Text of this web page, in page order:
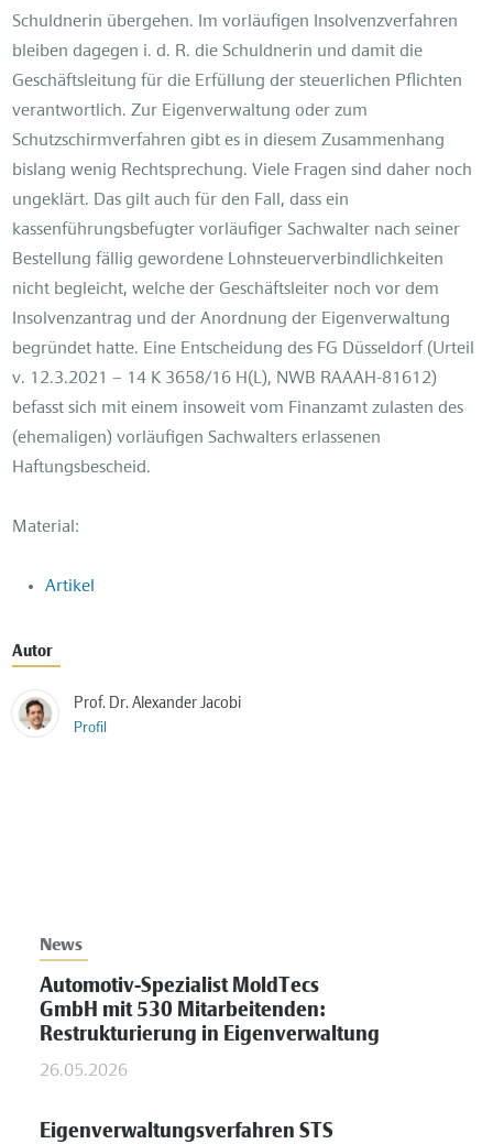
Schuldnerin übergehen. Im vorläuﬁgen Insolvenzverfahren
bleiben dagegen i. d. R. die Schuldnerin und damit die
Geschäftsleitung für die Erfüllung der steuerlichen Pﬂichten
verantwortlich. Zur Eigenverwaltung oder zum
Schutzschirmverfahren gibt es in diesem Zusammenhang
bislang wenig Rechtsprechung. Viele Fragen sind daher noch
ungeklärt. Das gilt auch für den Fall, dass ein
kassenführungsbefugter vorläuﬁger Sachwalter nach seiner
Bestellung fällig gewordene Lohnsteuerverbindlichkeiten
nicht begleicht, welche der Geschäftsleiter noch vor dem
Insolvenzantrag und der Anordnung der Eigenverwaltung
begründet hatte. Eine Entscheidung des FG Düsseldorf (Urteil
v. 12.3.2021 – 14 K 3658/16 H(L), NWB RAAAH-81612)
befasst sich mit einem insoweit vom Finanzamt zulasten des
(ehemaligen) vorläuﬁgen Sachwalters erlassenen
Haftungsbescheid.
Material:
Artikel
Autor
Prof. Dr. Alexander Jacobi
Profil
News
Automotiv-Spezialist MoldTecs
GmbH mit 530 Mitarbeitenden:
Restrukturierung in Eigenverwaltung
26.05.2026
Eigenverwaltungsverfahren STS